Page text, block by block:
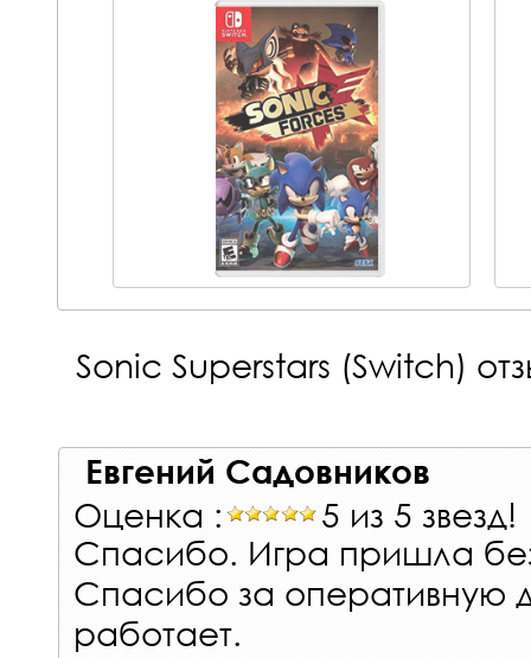
Sonic Superstars (Switch)
Евгений Садовников
Оценка :
5 из 5 звезд!
Спасибо. Игра пришла
Спасибо за оперативную
работает.